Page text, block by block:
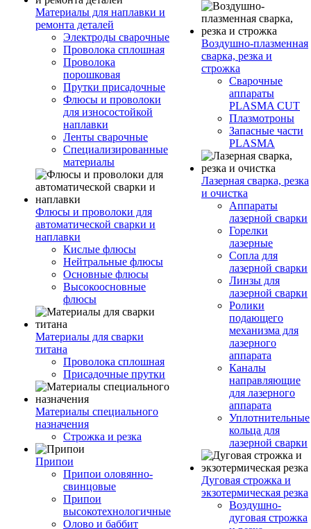
Материалы для наплавки и
ремонта деталей
Электроды сварочные
Проволока сплошная
Проволока
порошковая
Прутки присадочные
Флюсы и проволоки
для износостойкой
наплавки
Ленты сварочные
Специализированные
материалы
Флюсы и проволоки для
автоматической сварки и
наплавки
Кислые флюсы
Нейтральные флюсы
Основные флюсы
Высокоосновные
флюсы
Материалы для сварки
титана
Проволока сплошная
Присадочные прутки
Материалы специального
назначения
Строжка и резка
Припои
Припои оловянно-
свинцовые
Припои
высокотехнологичные
Олово и баббит
Воздушно-плазменная
сварка, резка и
строжка
Сварочные
аппараты
PLASMA CUT
Плазмотроны
Запасные части
PLASMA
Лазерная сварка, резка
и очистка
Аппараты
лазерной сварки
Горелки
лазерные
Сопла для
лазерной сварки
Линзы для
лазерной сварки
Ролики
подающего
механизма для
лазерного
аппарата
Каналы
направляющие
для лазерного
аппарата
Уплотнительные
кольца для
лазерной сварки
Дуговая строжка и
экзотермическая резка
Воздушно-
дуговая строжка